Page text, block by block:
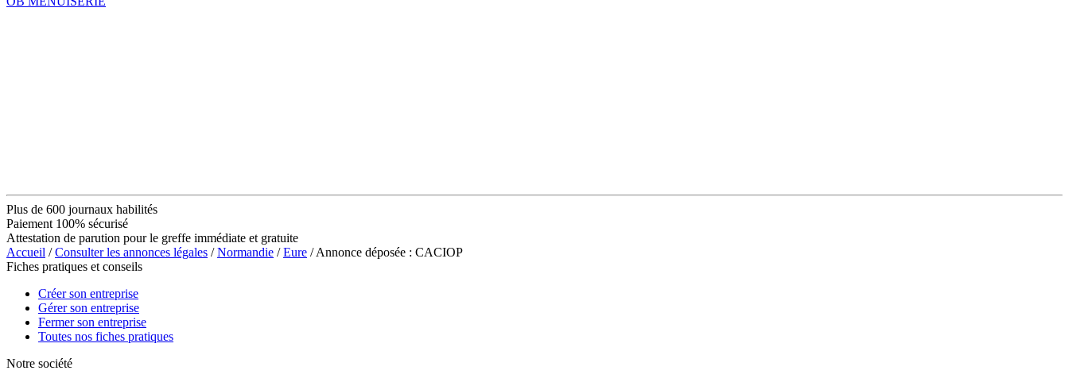
Plus de 600 journaux habilités
Paiement 100% sécurisé
Attestation de parution pour le greffe immédiate et gratuite
Accueil /Consulter les annonces légales /Normandie /Eure / Annonce déposée : CACIOP
Fiches pratiques et conseils
Créer son entreprise
Gérer son entreprise
Fermer son entreprise
Toutes nos fiches pratiques
Notre société